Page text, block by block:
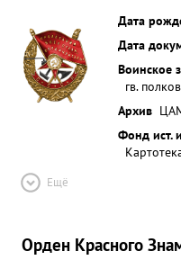
Дата
Дата
Воинское
гв.
Архив
Фонд ист.
Ещё
Орден Красного